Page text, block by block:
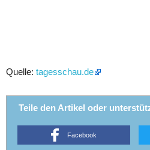
Quelle: tagesschau.de
Teile den Artikel oder
Facebook